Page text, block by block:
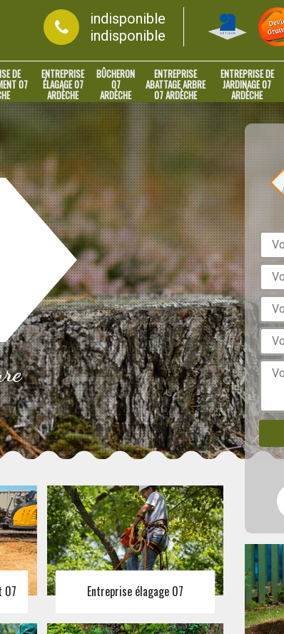
indisponible
indisponible
DE
07
ENTREPRISE
ÉLAGAGE 07
ARDÈCHE
BÛCHERON
07
ARDÈCHE
ENTREPRISE
ABATTAGE ARBRE
07 ARDÈCHE
ENTREPRISE DE
JARDINAGE 07
ARDÈCHE
07 Entreprise élagage 07